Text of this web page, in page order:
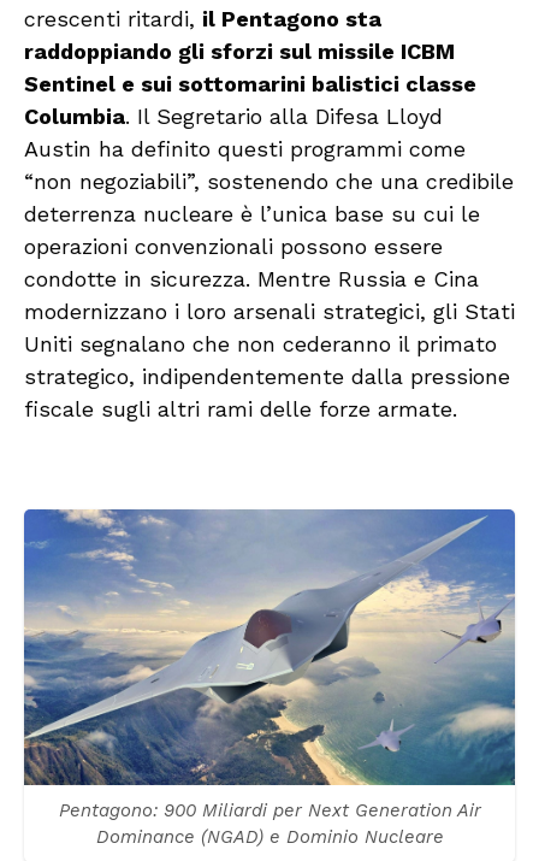
crescenti ritardi, il Pentagono sta
raddoppiando gli sforzi sul missile ICBM
Sentinel e sui sottomarini balistici classe
Columbia. Il Segretario alla Difesa Lloyd
Austin ha definito questi programmi come
“non negoziabili”, sostenendo che una credibile
deterrenza nucleare è l’unica base su cui le
operazioni convenzionali possono essere
condotte in sicurezza. Mentre Russia e Cina
modernizzano i loro arsenali strategici, gli Stati
Uniti segnalano che non cederanno il primato
strategico, indipendentemente dalla pressione
fiscale sugli altri rami delle forze armate.
Pentagono: 900 Miliardi per Next Generation Air
Dominance (NGAD) e Dominio Nucleare